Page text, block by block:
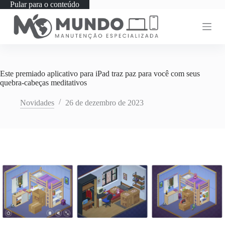
Pular para o conteúdo
Este premiado aplicativo para iPad traz paz para você com seus
quebra-cabeças meditativos
Novidades 26 de dezembro de 2023